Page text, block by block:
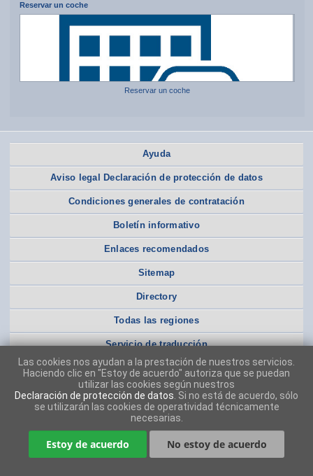
Reservar un coche
Reservar un coche
Ayuda
Aviso legal Declaración de protección de datos
Condiciones generales de contratación
Boletín informativo
Enlaces recomendados
Sitemap
Directory
Todas las regiones
Servicio de traducción
Las cookies nos ayudan a la prestación de nuestros servicios.
Haciendo clic en "Estoy de acuerdo" autoriza que se puedan
utilizar las cookies según nuestros
Declaración de protección de datos . Si no está de acuerdo, sólo
se utilizarán las cookies de operatividad técnicamente
necesarias.